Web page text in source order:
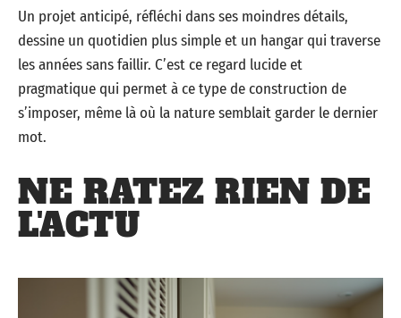
Un projet anticipé, réfléchi dans ses moindres détails,
dessine un quotidien plus simple et un hangar qui traverse
les années sans faillir. C’est ce regard lucide et
pragmatique qui permet à ce type de construction de
s’imposer, même là où la nature semblait garder le dernier
mot.
NE RATEZ RIEN DE
L'ACTU